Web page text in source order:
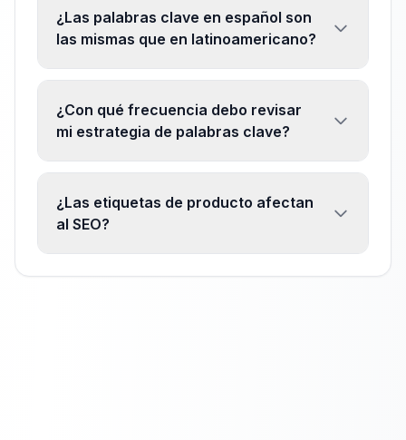
¿Las palabras clave en español son
las mismas que en latinoamericano?
¿Con qué frecuencia debo revisar
mi estrategia de palabras clave?
¿Las etiquetas de producto afectan
al SEO?